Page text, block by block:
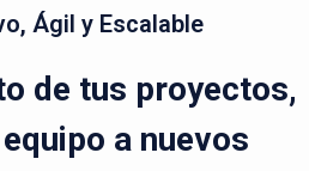
Ágil y Escalable
de tus proyectos,
a nuevos